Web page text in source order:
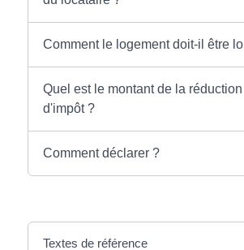
Comment le logement doit-il être
Quel est le montant de la réduction
d'impôt ?
Comment déclarer ?
Textes de référence